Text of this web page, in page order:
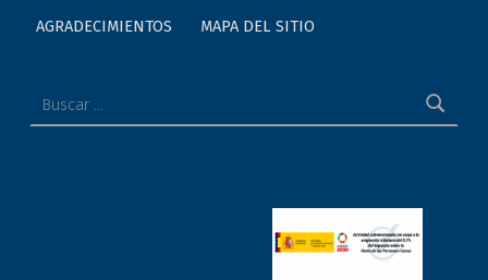
AGRADECIMIENTOS MAPA DEL SITIO